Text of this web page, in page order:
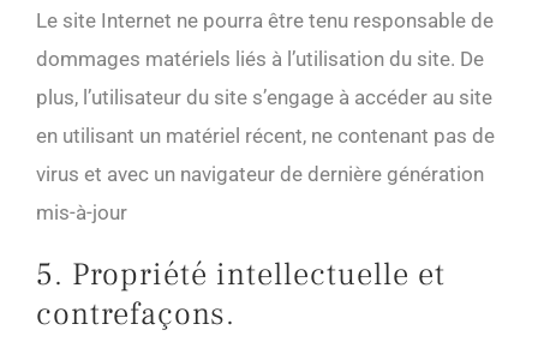
Le site Internet ne pourra être tenu responsable de
dommages matériels liés à l’utilisation du site. De
plus, l’utilisateur du site s’engage à accéder au site
en utilisant un matériel récent, ne contenant pas de
virus et avec un navigateur de dernière génération
mis-à-jour
5. Propriété intellectuelle et
contrefaçons.